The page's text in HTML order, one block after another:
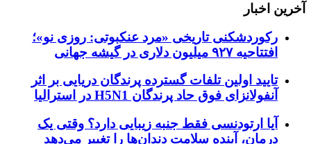
آخرین اخبار
رکوردشکنی تاریخی «مرد عنکبوتی: روزی نو»؛
افتتاحیه ۹۲۷ میلیون دلاری در گیشه جهانی
تایید اولین تلفات گسترده پرندگان دریایی بر اثر
آنفولانزای فوق حاد پرندگان H5N1 در استرالیا
آیا ارتودنسی فقط جنبه زیبایی دارد؟ وقتی یک
درمان، آینده سلامت دندان‌ها را تغییر می‌دهد